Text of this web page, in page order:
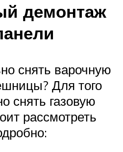
демонтаж
снять варочную
Для того
снять газовую
рассмотреть